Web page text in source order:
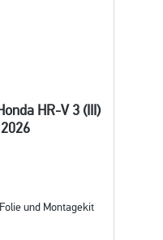
HR-V 3 (III)
und Montagekit